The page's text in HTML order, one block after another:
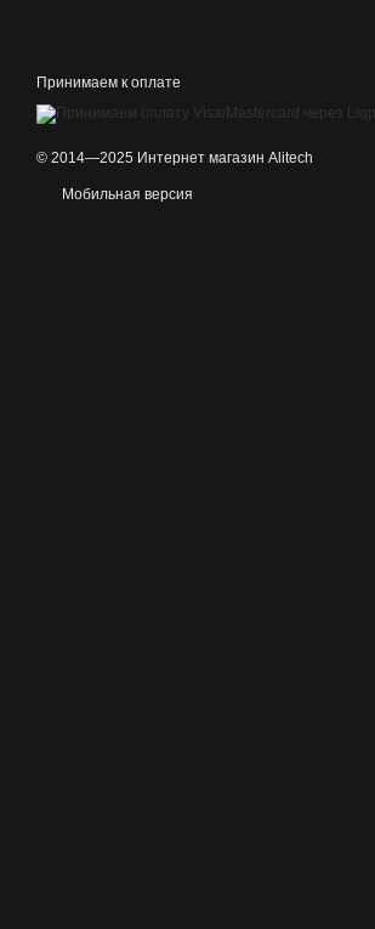
Принимаем к оплате
© 2014—2025 Интернет магазин Alitech
Мобильная версия